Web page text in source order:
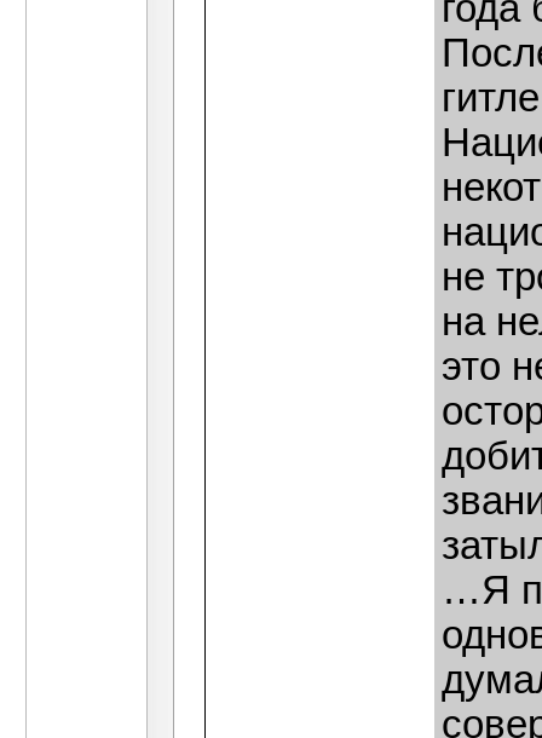
года
не
на
это
…Я